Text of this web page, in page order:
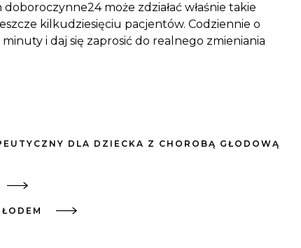
może zdziałać właśnie takie
kilkudziesięciu pacjentów. Codziennie o
i daj się zaprosić do realnego zmieniania
DLA DZIECKA Z CHOROBĄ GŁODOWĄ